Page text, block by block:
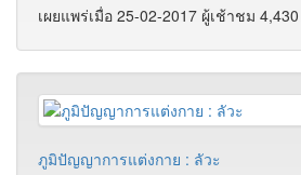
เผยแพร่เมื่อ 25-02-2017 ผู้เช้าชม 4,430
ภูมิปัญญาการแต่งกาย : ลัวะ